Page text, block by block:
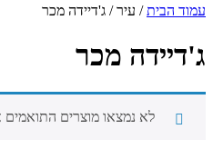
עמוד הבית/ עיר / ג'דיידה מכר
ג'דיידה מכר
לא נמצאו מוצרים